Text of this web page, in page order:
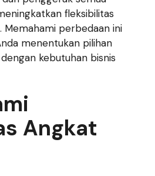
fleksibilitas
Memahami perbedaan ini
menentukan pilihan
kebutuhan bisnis
Angkat